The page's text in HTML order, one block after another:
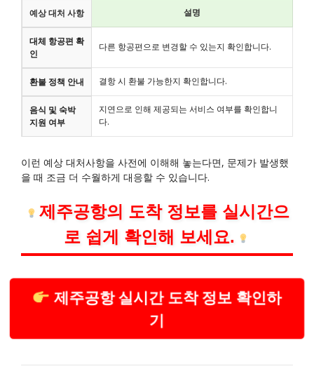
예상 대처 사항 설명
대체 항공편 확
인
다른 항공편으로 변경할 수 있는지 확인합니다.
환불 정책 안내 결항 시 환불 가능한지 확인합니다.
음식 및 숙박
지원 여부
지연으로 인해 제공되는 서비스 여부를 확인합니
다.
이런 예상 대처사항을 사전에 이해해 놓는다면, 문제가 발생했
을 때 조금 더 수월하게 대응할 수 있습니다.
제주공항의 도착 정보를 실시간으
로 쉽게 확인해 보세요.
제주공항 실시간 도착 정보 확인하
기